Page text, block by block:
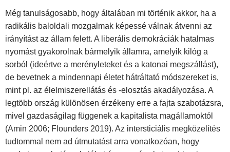
Még tanulságosabb, hogy általában mi történik akkor, ha a
radikális baloldali mozgalmak képessé válnak átvenni az
irányítást az állam felett. A liberális demokráciák hatalmas
nyomást gyakorolnak bármelyik államra, amelyik kilóg a
sorból (ideértve a merényleteket és a katonai megszállást),
de bevetnek a mindennapi életet hátráltató módszereket is,
mint pl. az élelmiszerellátás és -elosztás akadályozása. A
legtöbb ország különösen érzékeny erre a fajta szabotázsra,
mivel gazdaságilag függenek a kapitalista magállamoktól
(Amin 2006; Flounders 2019). Az intersticiális megközelítés
tudtommal nem ad útmutatást arra vonatkozóan, hogy